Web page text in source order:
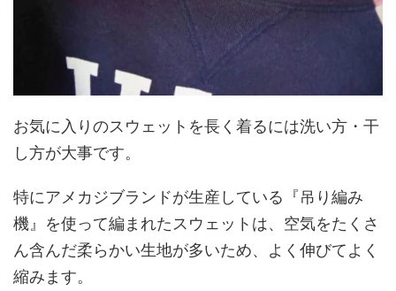
お気に入りのスウェットを長く着るには洗い方・干
し方が大事です。
特にアメカジブランドが生産している『吊り編み
機』を使って編まれたスウェットは、空気をたくさ
ん含んだ柔らかい生地が多いため、よく伸びてよく
縮みます。